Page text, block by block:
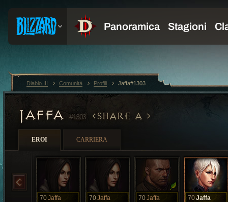
JAFFA #1303 SHARE A
EROI CARRIERA
70Jaffa 70Jaffa 70Jaffa 70Jaffa
Diablo III Comunità Profili Jaffa#1303